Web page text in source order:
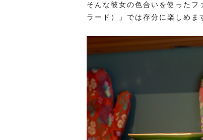
そんな彼女の色合いを使った
ラード）」では存分に楽しめま